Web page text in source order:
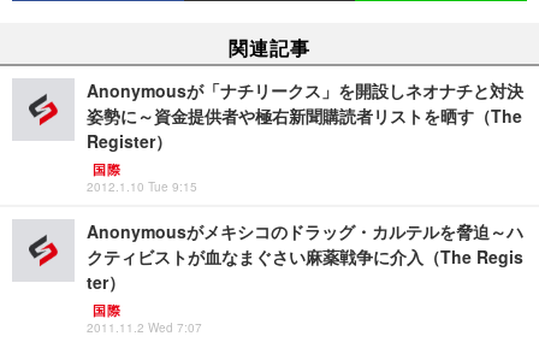
関連記事
Anonymousが「ナチリークス」を開設しネオナチと対決
姿勢に～資金提供者や極右新聞購読者リストを晒す（The
Register）
国際
2012.1.10 Tue 9:15
Anonymousがメキシコのドラッグ・カルテルを脅迫～ハ
クティビストが血なまぐさい麻薬戦争に介入（The Regis
ter）
国際
2011.11.2 Wed 7:07